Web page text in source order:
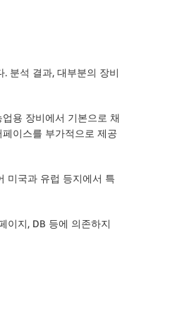
분석 결과, 대부분의 장비
용 장비에서 기본으로 채
이스를 부가적으로 제공
미국과 유럽 등지에서 특
이지, DB 등에 의존하지